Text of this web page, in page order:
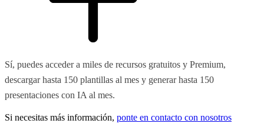
Sí, puedes acceder a miles de recursos gratuitos y Premium,
descargar hasta 150 plantillas al mes y generar hasta 150
presentaciones con IA al mes.
Si necesitas más información, ponte en contacto con nosotros